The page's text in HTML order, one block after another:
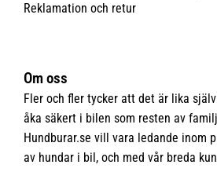
Reklamation och retur
Om oss
Fler och fler tycker att det är lika
åka säkert i bilen som resten av
Hundburar.se vill vara ledande inom
av hundar i bil, och med vår breda